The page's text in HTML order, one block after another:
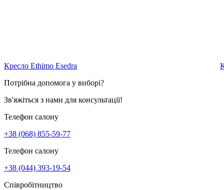
Кресло Ethimo Esedra
Потрібна допомога у виборі?
Зв'яжіться з нами для консультації!
Телефон салону
+38 (068) 855-59-77
Телефон салону
+38 (044) 393-19-54
Співробітництво